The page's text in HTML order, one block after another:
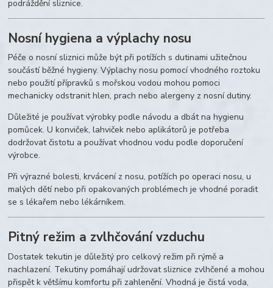
podráždění sliznice.
Nosní hygiena a výplachy nosu
Péče o nosní sliznici může být při potížích s dutinami užitečnou
součástí běžné hygieny. Výplachy nosu pomocí vhodného roztoku
nebo použití přípravků s mořskou vodou mohou pomoci
mechanicky odstranit hlen, prach nebo alergeny z nosní dutiny.
Důležité je používat výrobky podle návodu a dbát na hygienu
pomůcek. U konviček, lahviček nebo aplikátorů je potřeba
dodržovat čistotu a používat vhodnou vodu podle doporučení
výrobce.
Při výrazné bolesti, krvácení z nosu, potížích po operaci nosu, u
malých dětí nebo při opakovaných problémech je vhodné poradit
se s lékařem nebo lékárníkem.
Pitný režim a zvlhčování vzduchu
Dostatek tekutin je důležitý pro celkový režim při rýmě a
nachlazení. Tekutiny pomáhají udržovat sliznice zvlhčené a mohou
přispět k většímu komfortu při zahlenění. Vhodná je čistá voda,